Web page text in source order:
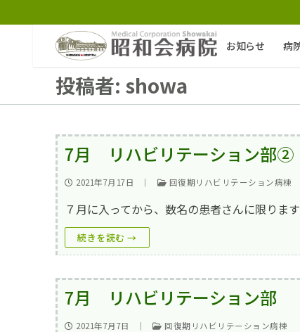
ン
ス
お知らせ 病
検
病院ご紹介
投稿者: showa
7月 リハビリテーション部②
2021年7月17日 ｜ 回復期リハビリテーション病棟
７月に入ってから、数名の患者さんに限りま
続きを読む →
7月 リハビリテーション部
2021年7月7日 ｜ 回復期リハビリテーション病棟